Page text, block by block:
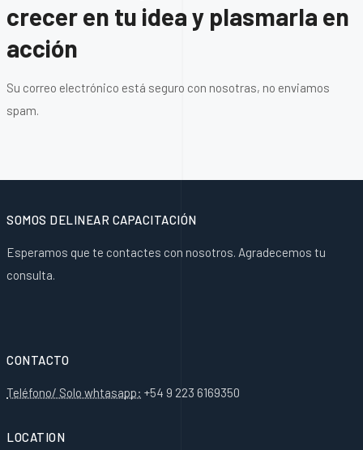
crecer en tu idea y plasmarla en
acción
Su correo electrónico está seguro con nosotras, no enviamos
spam.
SOMOS DELINEAR CAPACITACIÓN
Esperamos que te contactes con nosotros. Agradecemos tu
consulta.
CONTACTO
Teléfono/ Solo whtasapp: +54 9 223 6169350
LOCATION